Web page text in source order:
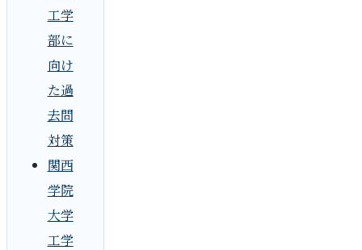
工学
部に
向け
た過
去問
対策
関西
学院
大学
工学